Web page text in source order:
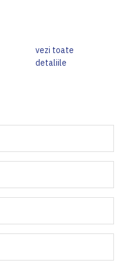
vezi toate
detaliile